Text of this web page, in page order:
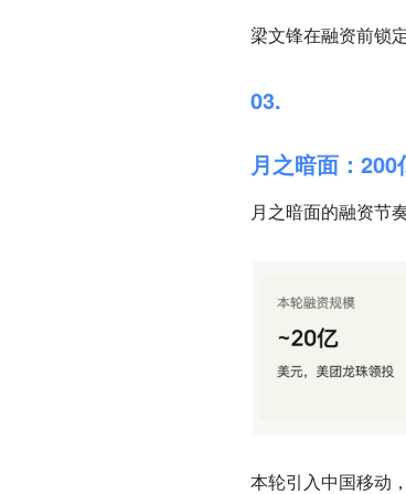
梁文锋在融资前锁
03.
月之暗面：
月之暗面的融资节
本轮引入中国移动